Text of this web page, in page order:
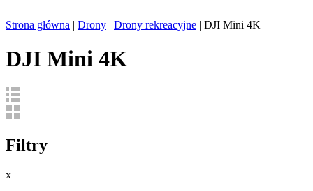
Strona główna | Drony | Drony rekreacyjne | DJI Mini 4K
DJI Mini 4K
Filtry
x